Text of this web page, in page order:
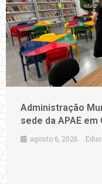
Administração
sede da APAE
agosto 6, 2026